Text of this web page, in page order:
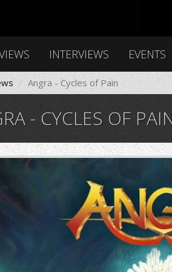
INTERVIEWS EVENTS
Angra - Cycles of Pain
- CYCLES OF